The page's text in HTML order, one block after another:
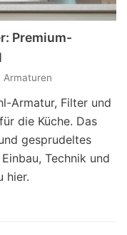
Premium-
Armaturen
Armatur, Filter und
die Küche. Das
gesprudeltes
Technik und
hier.